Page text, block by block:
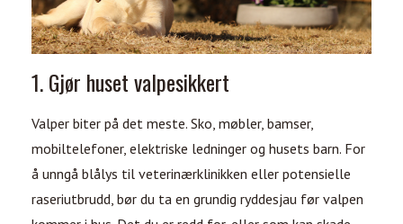
1. Gjør huset valpesikkert
Valper biter på det meste. Sko, møbler, bamser,
mobiltelefoner, elektriske ledninger og husets barn. For
å unngå blålys til veterinærklinikken eller potensielle
raseriutbrudd, bør du ta en grundig ryddesjau før valpen